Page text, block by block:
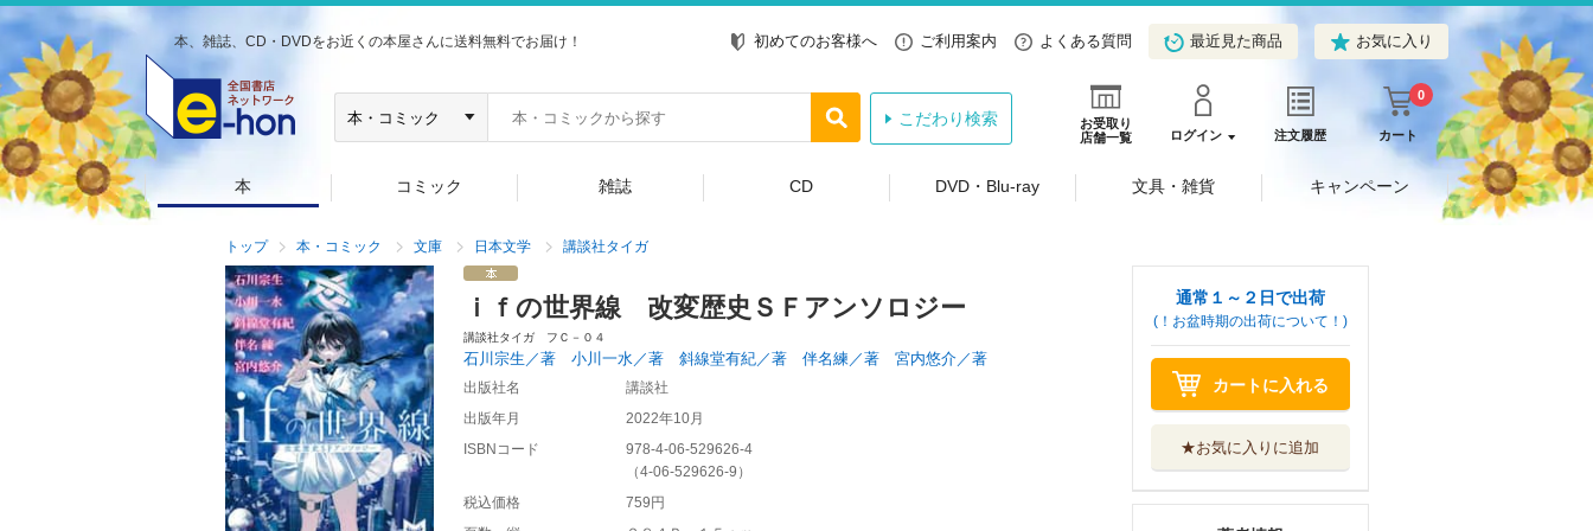
本、雑誌、CD・DVDをお近くの本屋さんに送料無料でお届け！ 初めてのお客様へ ご利用案内 よくある質問 最近見た商品 お気に入り
お受取り
店舗一覧
ログイン 注文履歴 カート
0
こだわり検索
本 コミック 雑誌 CD DVD・Blu-ray 文具・雑貨 キャンペーン
トップ 本・コミック 文庫 日本文学 講談社タイガ
ｉｆの世界線 改変歴史ＳＦアンソロジー
講談社タイガ フＣ－０４
石川宗生／著 小川一水／著 斜線堂有紀／著 伴名練／著 宮内悠介／著
出版社名
講談社
出版年月
2022年10月
ISBNコード
978-4-06-529626-4
（4-06-529626-9 ）
税込価格
759円
通常１～２日で出荷
(！お盆時期の出荷について！)
カートに入れる
★お気に入りに追加